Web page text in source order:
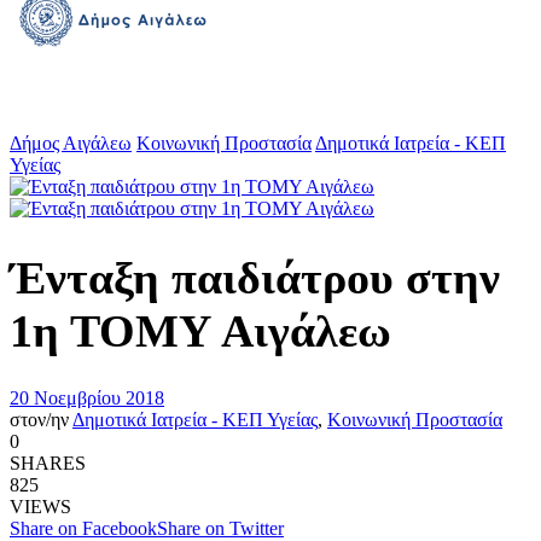
Δήμος Αιγάλεω Κοινωνική Προστασία Δημοτικά Ιατρεία - ΚΕΠ
Υγείας
Ένταξη παιδιάτρου στην
1η ΤΟΜΥ Αιγάλεω
20 Νοεμβρίου 2018
στον/ηνΔημοτικά Ιατρεία - ΚΕΠ Υγείας, Κοινωνική Προστασία
0
SHARES
825
VIEWS
Share on FacebookShare on Twitter